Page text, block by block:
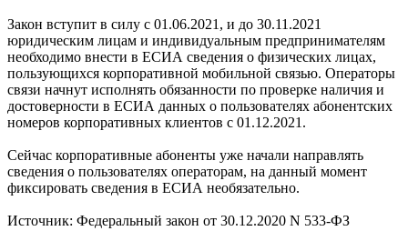
Закон вступит в силу с 01.06.2021, и до 30.11.2021
юридическим лицам и индивидуальным предпринимателям
необходимо внести в ЕСИА сведения о физических лицах,
пользующихся корпоративной мобильной связью. Операторы
связи начнут исполнять обязанности по проверке наличия и
достоверности в ЕСИА данных о пользователях абонентских
номеров корпоративных клиентов с 01.12.2021.
Сейчас корпоративные абоненты уже начали направлять
сведения о пользователях операторам, на данный момент
фиксировать сведения в ЕСИА необязательно.
Источник: Федеральный закон от 30.12.2020 N 533-ФЗ